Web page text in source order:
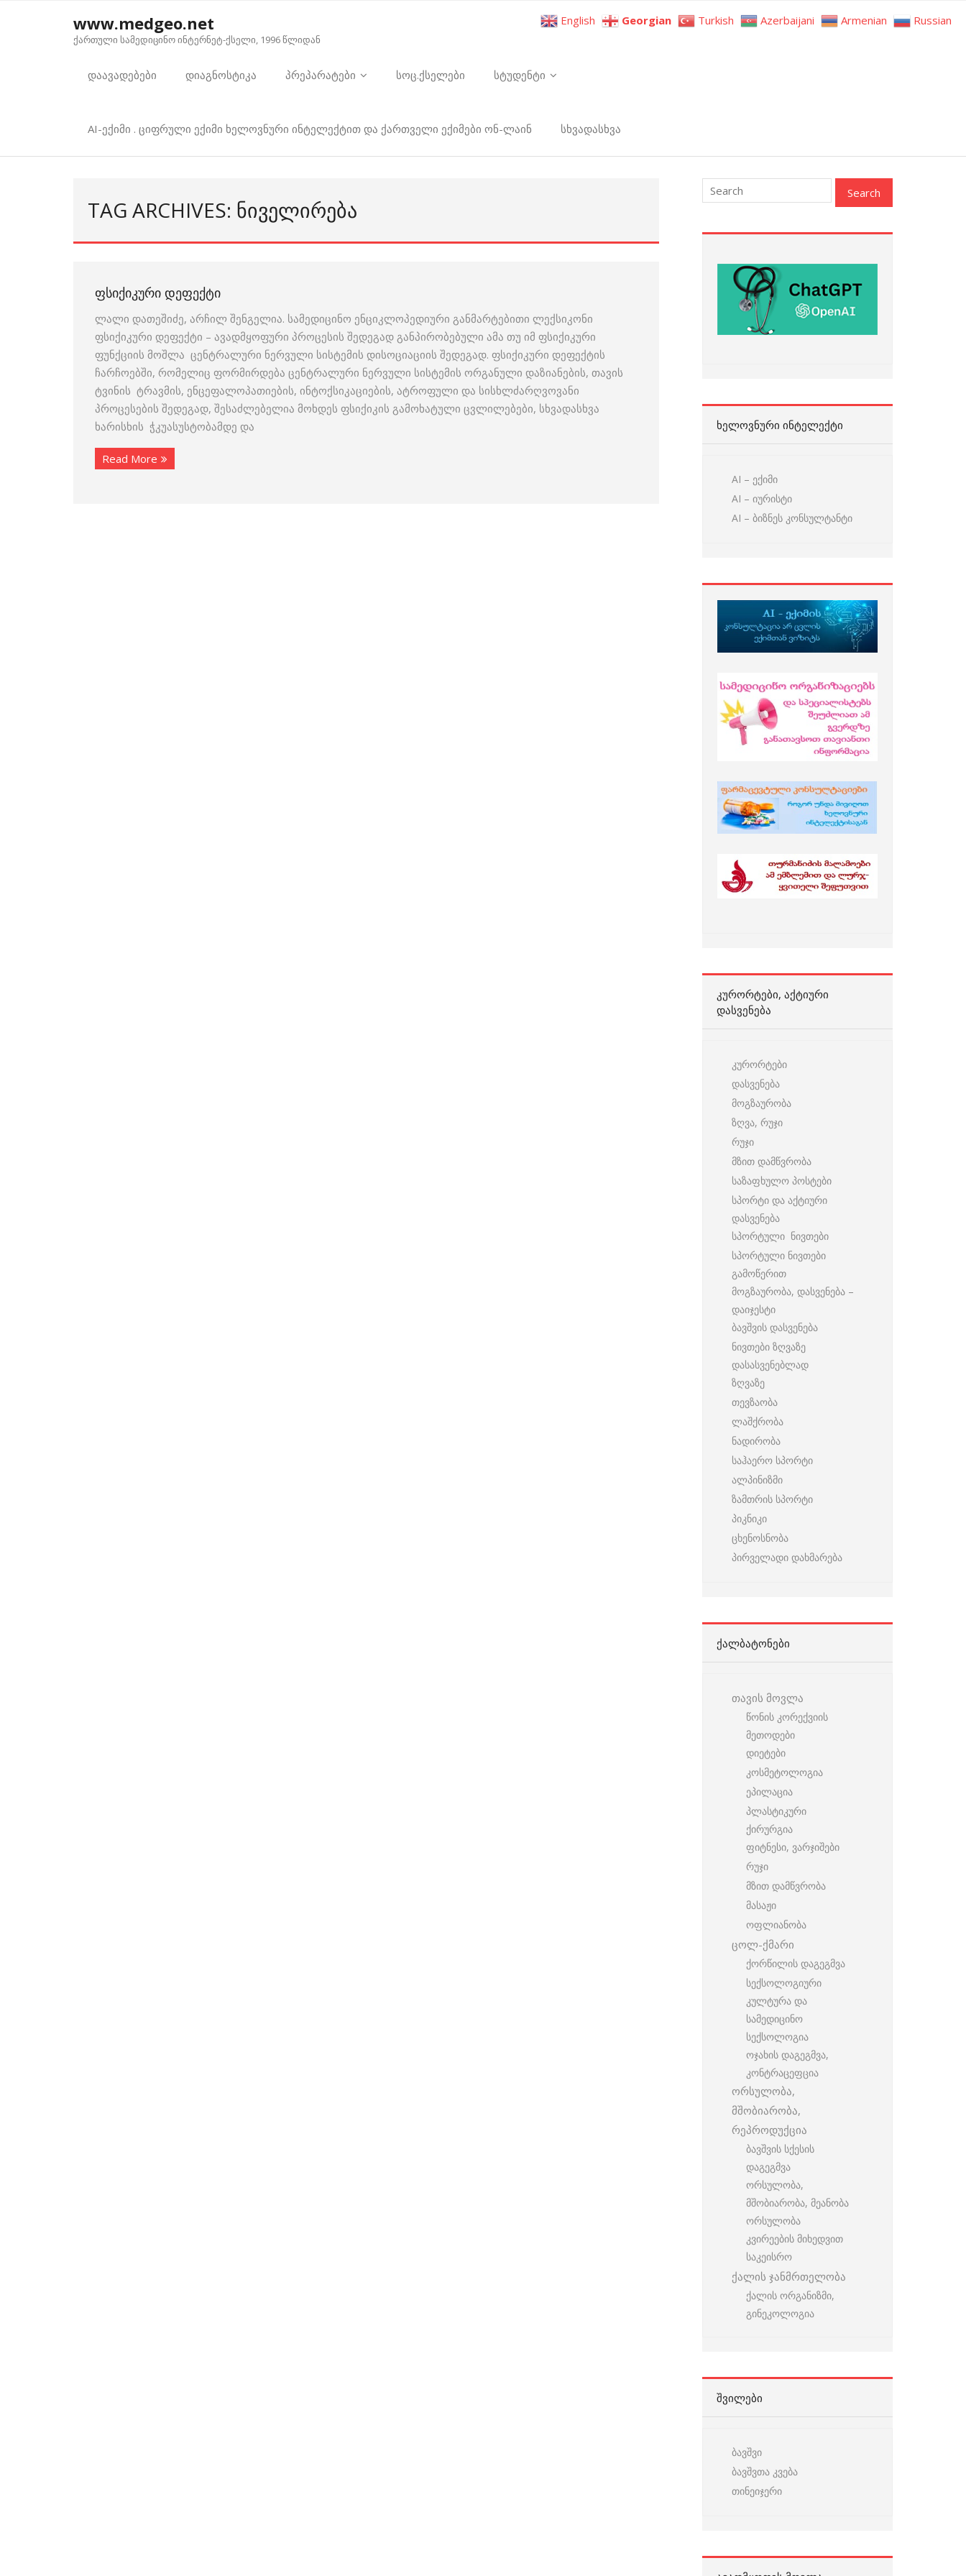
www.medgeo.net
ქართული სამედიცინო ინტერნეტ-ქსელი, 1996 წლიდან
დაავადებები დიაგნოსტიკა პრეპარატები სოც.ქსელები სტუდენტი
AI-ექიმი . ციფრული ექიმი ხელოვნური ინტელექტით და ქართველი ექიმები ონ-ლაინ სხვადასხვა
TAG ARCHIVES: ᲜᲘᲕᲔᲚᲘᲠᲔᲑᲐ
ᲤᲡᲘᲥᲘᲙᲣᲠᲘ ᲓᲔᲤᲔᲥᲢᲘ
ლალი დათეშიძე, არჩილ შენგელია. სამედიცინო ენციკლოპედიური განმარტებითი ლექსიკონი
ფსიქიკური დეფექტი – ავადმყოფური პროცესის შედეგად განპირობებული ამა თუ იმ ფსიქიკური
ფუნქციის მოშლა ცენტრალური ნერვული სისტემის დისოციაციის შედეგად. ფსიქიკური დეფექტის
ჩარჩოებში, რომელიც ფორმირდება ცენტრალური ნერვული სისტემის ორგანული დაზიანების, თავის
ტვინის ტრავმის, ენცეფალოპათიების, ინტოქსიკაციების, ატროფული და სისხლძარღვოვანი
პროცესების შედეგად, შესაძლებელია მოხდეს ფსიქიკის გამოხატული ცვლილებები, სხვადასხვა
ხარისხის ჭკუასუსტობამდე და
Read More
ᲮᲔᲚᲝᲕᲜᲣᲠᲘ ᲘᲜᲢᲔᲚᲔᲥᲢᲘ
AI – ექიმი
AI – იურისტი
AI – ბიზნეს კონსულტანტი
ᲙᲣᲠᲝᲠᲢᲔᲑᲘ, ᲐᲥᲢᲘᲣᲠᲘ
ᲓᲐᲡᲕᲔᲜᲔᲑᲐ
კურორტები
დასვენება
მოგზაურობა
ზღვა, რუჯი
რუჯი
მზით დამწვრობა
საზაფხულო პოსტები
სპორტი და აქტიური
დასვენება
სპორტული ნივთები
სპორტული ნივთები
გამოწერით
მოგზაურობა, დასვენება –
დაიჯესტი
ბავშვის დასვენება
ნივთები ზღვაზე
დასასვენებლად
ზღვაზე
თევზაობა
ლაშქრობა
ნადირობა
საჰაერო სპორტი
ალპინიზმი
ზამთრის სპორტი
პიკნიკი
ცხენოსნობა
პირველადი დახმარება
ᲥᲐᲚᲑᲐᲢᲝᲜᲔᲑᲘ
თავის მოვლა
წონის კორექვიის
მეთოდები
დიეტები
კოსმეტოლოგია
ეპილაცია
პლასტიკური
ქირურგია
ფიტნესი, ვარჯიშები
რუჯი
მზით დამწვრობა
მასაჟი
ოფლიანობა
ცოლ-ქმარი
ქორწილის დაგეგმვა
სექსოლოგიური
კულტურა და
სამედიცინო
სექსოლოგია
ოჯახის დაგეგმვა,
კონტრაცეფცია
ორსულობა,
მშობიარობა,
რეპროდუქცია
ბავშვის სქესის
დაგეგმვა
ორსულობა,
მშობიარობა, მეანობა
ორსულობა
კვირეების მიხედვით
საკეისრო
ქალის ჯანმრთელობა
ქალის ორგანიზმი,
გინეკოლოგია
ᲨᲕᲘᲚᲔᲑᲘ
ბავშვი
ბავშვთა კვება
თინეიჯერი
English Georgian Turkish Azerbaijani Armenian Russian